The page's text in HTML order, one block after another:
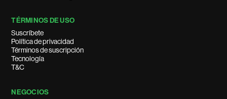
TÉRMINOS DE USO
Suscríbete
Política de privacidad
Términos de suscripción
Tecnología
T&C
NEGOCIOS